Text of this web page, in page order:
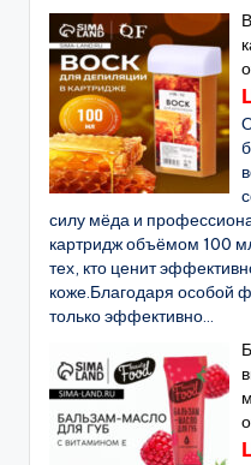
силу мёда и
картридж объёмом 100
тех, кто ценит
коже.Благодаря особой
только эффективно...